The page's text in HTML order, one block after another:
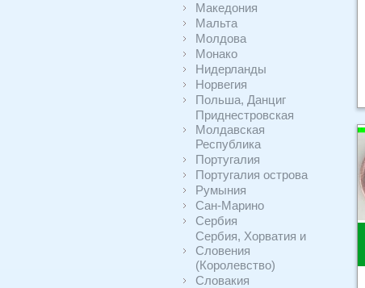
Македония
Мальта
Молдова
Монако
Нидерланды
Норвегия
Польша, Данциг
Приднестровская
Молдавская
Республика
Португалия
Португалия острова
Румыния
Сан-Марино
Сербия
Сербия, Хорватия и
Словения
(Королевство)
Словакия